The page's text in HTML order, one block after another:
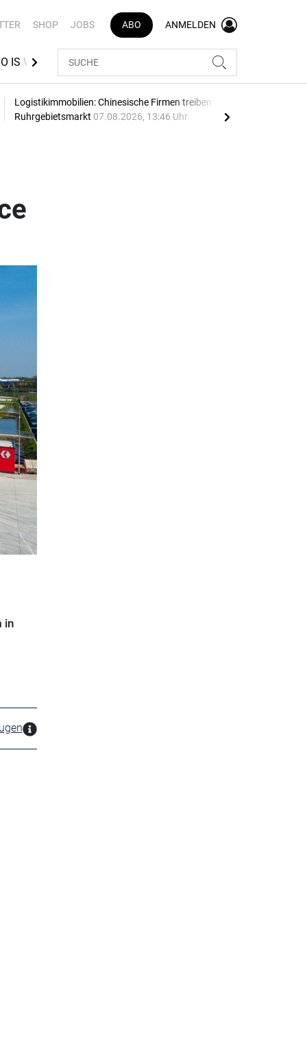
SHOP JOBS ABO ANMELDEN
IS WHO LOGISTIK BEST AZUBI
Logistikimmobilien: Chinesische Firmen treiben
Ruhrgebietsmarkt 07.08.2026, 13:46 Uhr
in